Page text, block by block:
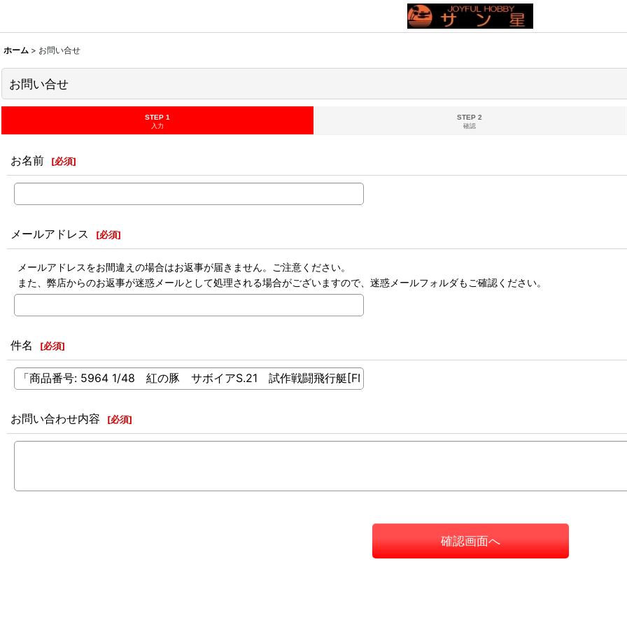
ホーム > お問い合せ
お問い合せ
STEP 1
入力
STEP 2
確認
お名前 [必須]
メールアドレス [必須]
メールアドレスをお間違えの場合はお返事が届きません。ご注意ください。
また、弊店からのお返事が迷惑メールとして処理される場合がございますので、迷惑メールフォルダもご確認ください。
件名 [必須]
お問い合わせ内容 [必須]
確認画面へ